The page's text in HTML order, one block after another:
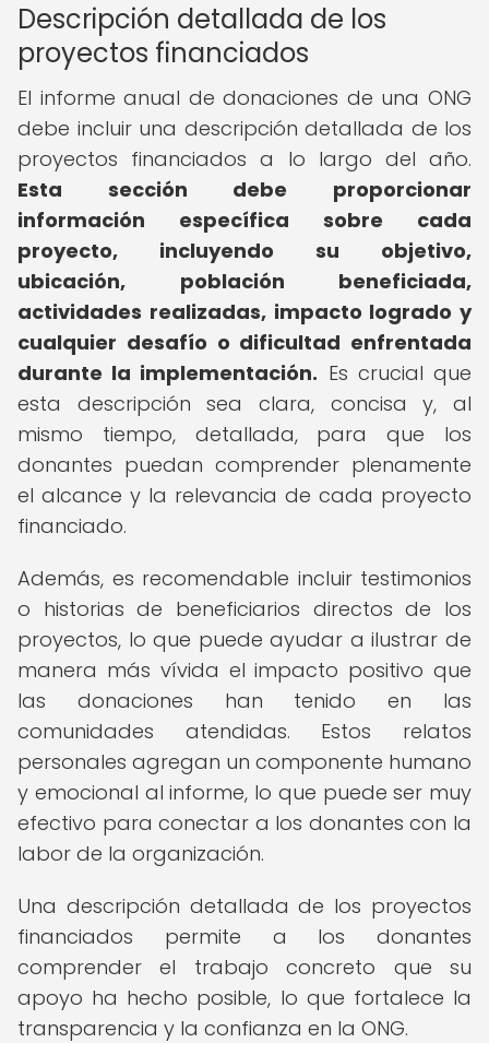
Descripción detallada de los
proyectos financiados
El informe anual de donaciones de una ONG
debe incluir una descripción detallada de los
proyectos financiados a lo largo del año.
Esta sección debe proporcionar
información específica sobre cada
proyecto, incluyendo su objetivo,
ubicación, población beneficiada,
actividades realizadas, impacto logrado y
cualquier desafío o dificultad enfrentada
durante la implementación. Es crucial que
esta descripción sea clara, concisa y, al
mismo tiempo, detallada, para que los
donantes puedan comprender plenamente
el alcance y la relevancia de cada proyecto
financiado.
Además, es recomendable incluir testimonios
o historias de beneficiarios directos de los
proyectos, lo que puede ayudar a ilustrar de
manera más vívida el impacto positivo que
las donaciones han tenido en las
comunidades atendidas. Estos relatos
personales agregan un componente humano
y emocional al informe, lo que puede ser muy
efectivo para conectar a los donantes con la
labor de la organización.
Una descripción detallada de los proyectos
financiados permite a los donantes
comprender el trabajo concreto que su
apoyo ha hecho posible, lo que fortalece la
transparencia y la confianza en la ONG.